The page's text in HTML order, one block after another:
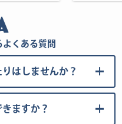
くある質問
はしませんか？
ますか？